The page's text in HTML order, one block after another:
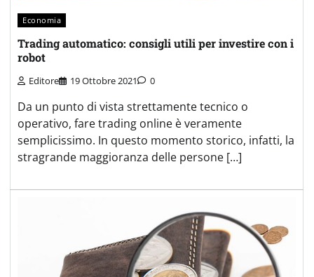
Economia
Trading automatico: consigli utili per investire con i
robot
Editore 19 Ottobre 2021 0
Da un punto di vista strettamente tecnico o
operativo, fare trading online è veramente
semplicissimo. In questo momento storico, infatti, la
stragrande maggioranza delle persone […]